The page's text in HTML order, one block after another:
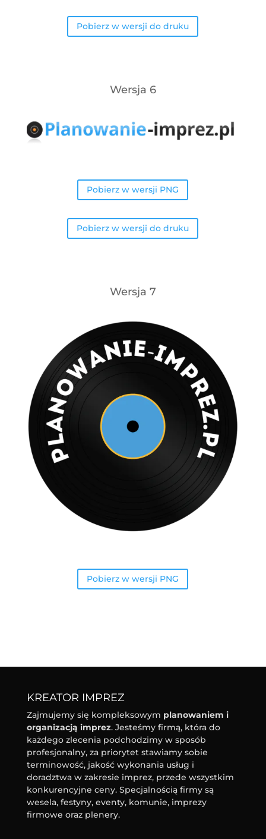
Pobierz w wersji do druku
Wersja 6
Pobierz w wersji PNG
Pobierz w wersji do druku
Wersja 7
Pobierz w wersji PNG
KREATOR IMPREZ
Zajmujemy się kompleksowym planowaniem i
organizacją imprez. Jesteśmy firmą, która do
każdego zlecenia podchodzimy w sposób
profesjonalny, za priorytet stawiamy sobie
terminowość, jakość wykonania usług i
doradztwa w zakresie imprez, przede wszystkim
konkurencyjne ceny. Specjalnością firmy są
wesela, festyny, eventy, komunie, imprezy
firmowe oraz plenery.